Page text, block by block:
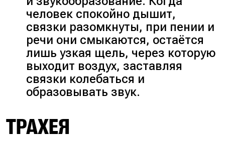
человек спокойно дышит,
связки разомкнуты, при пении и
речи они смыкаются, остаётся
лишь узкая щель, через которую
выходит воздух, заставляя
связки колебаться и
образовывать звук.
ТРАХЕЯ